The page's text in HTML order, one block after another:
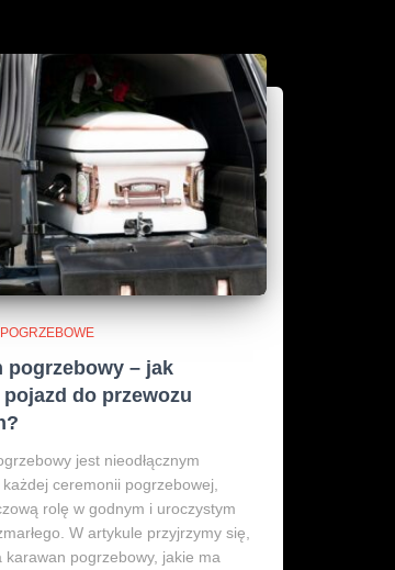
pogrzebowy – jak
do przewozu
jest nieodłącznym
ceremonii pogrzebowej,
rolę w godnym i uroczystym
W artykule przyjrzymy się,
karawan pogrzebowy, jakie ma